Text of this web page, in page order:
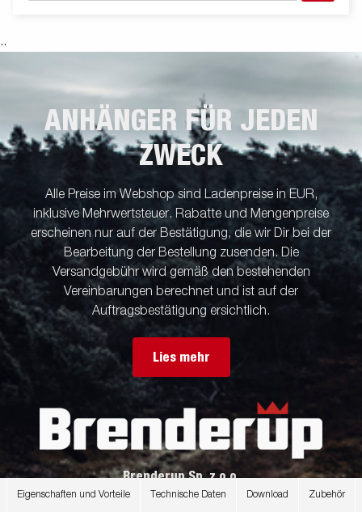
Eigenschaften und Vorteile Technische Daten Download Zubehör
..
ANHÄNGER FÜR JEDEN
ZWECK
Alle Preise im Webshop sind Ladenpreise in EUR,
inklusive Mehrwertsteuer. Rabatte und Mengenpreise
erscheinen nur auf der Bestätigung, die wir Dir bei der
Bearbeitung der Bestellung zusenden. Die
Versandgebühr wird gemäß den bestehenden
Vereinbarungen berechnet und ist auf der
Auftragsbestätigung ersichtlich.
Lies mehr
Brenderup Sp. z o.o.
ul. Przemysłowa 3